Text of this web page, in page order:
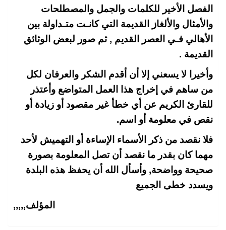
الفصل الأخير للكلمات والجمل والمصطلحات
والأمثال والألغاز القديمة التي كانـت متـداولة بين
الأهالي فـي العصر القديم , ثم صور لبعض الوثائق
القديمة .
وأخيرا لا يسعني إلا أن أقدم الشكر والعرفان لكل
من ساهم في إخراج هذا العمل المتواضع وأعتذر
للقارئ الكريم عن أي خطأ غير مقصود أو زيادة أو
نقص في معلومة أو اسم.
فلا نقصد من ذكر الأسماء الإساءة أو التهميش لأحد
مهما كان بقدر ما نقصد أن تصل المعلومة بصورة
صحيحة وواضحة, وأسأل الله أن يحفظ هذه البلدة
ويسدد خطى الجميع
المؤلف,,,,,